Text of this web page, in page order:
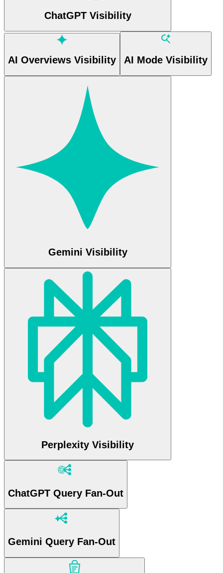
ChatGPT Visibility
AI Overviews Visibility AI Mode Visibility
Gemini Visibility
Perplexity Visibility
ChatGPT Query Fan-Out
Gemini Query Fan-Out